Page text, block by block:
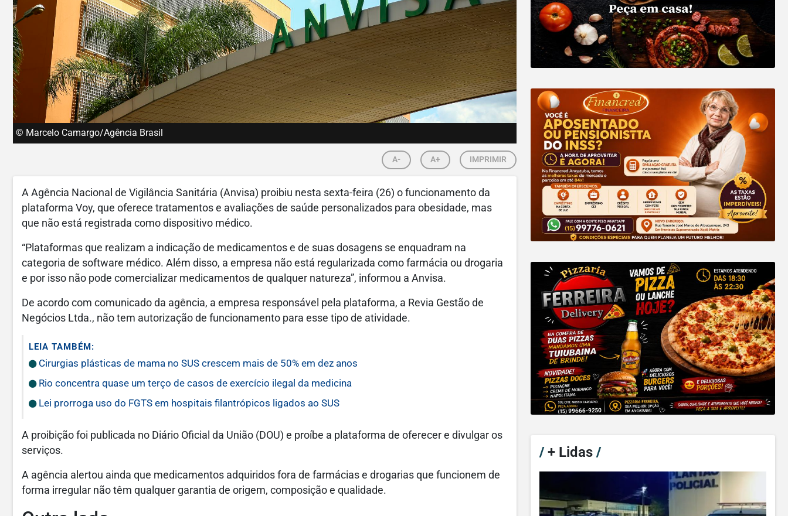
© Marcelo Camargo/Agência Brasil
A- A+ IMPRIMIR
A Agência Nacional de Vigilância Sanitária (Anvisa) proibiu nesta sexta-feira (26) o funcionamento da
plataforma Voy, que oferece tratamentos e avaliações de saúde personalizados para obesidade, mas
que não está registrada como dispositivo médico.
“Plataformas que realizam a indicação de medicamentos e de suas dosagens se enquadram na
categoria de software médico. Além disso, a empresa não está regularizada como farmácia ou drogaria
e por isso não pode comercializar medicamentos de qualquer natureza”, informou a Anvisa.
De acordo com comunicado da agência, a empresa responsável pela plataforma, a Revia Gestão de
Negócios Ltda., não tem autorização de funcionamento para esse tipo de atividade.
LEIA TAMBÉM:
Cirurgias plásticas de mama no SUS crescem mais de 50% em dez anos
Rio concentra quase um terço de casos de exercício ilegal da medicina
Lei prorroga uso do FGTS em hospitais filantrópicos ligados ao SUS
A proibição foi publicada no Diário Oficial da União (DOU) e proíbe a plataforma de oferecer e divulgar os
serviços.
A agência alertou ainda que medicamentos adquiridos fora de farmácias e drogarias que funcionem de
forma irregular não têm qualquer garantia de origem, composição e qualidade.
/+ Lidas /